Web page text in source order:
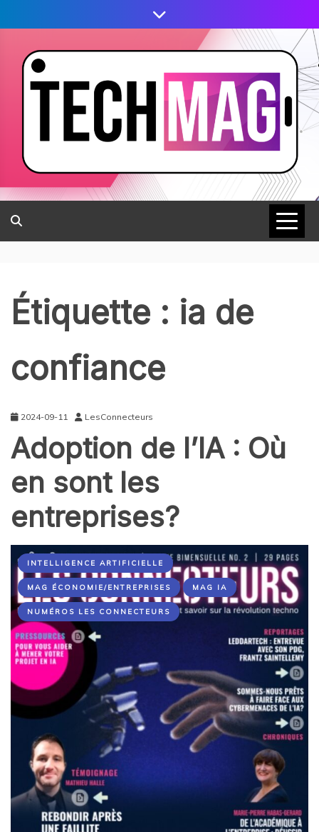
Étiquette : ia de
confiance
2024-09-11 LesConnecteurs
Adoption de l’IA : Où
en sont les
entreprises?
INTELLIGENCE ARTIFICIELLE
MAG ÉCONOMIE/ENTREPRISES MAG IA
NUMÉROS LES CONNECTEURS